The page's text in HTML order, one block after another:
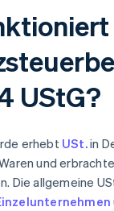
UStG?
erhebtUSt.in
und
Die allgemeine